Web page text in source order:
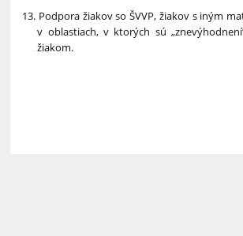
13. Podpora žiakov so ŠVVP, žiakov s iným
v oblastiach, v ktorých sú
žiakom.